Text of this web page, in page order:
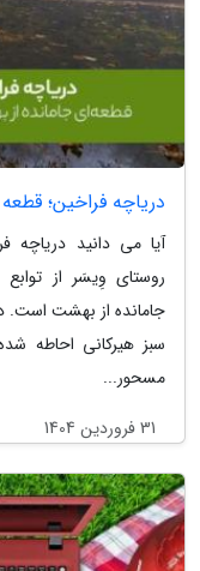
دریاچه فراخین؛
آیا می دانید دریاچه
روستای وِیسَر از
سبز هیرکانی احاطه
مسحور...
31 فروردین 1404